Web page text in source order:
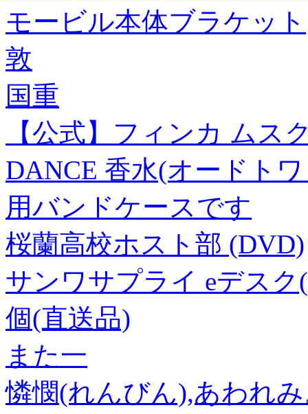
モービル本体ブラケット
敦
国重
【公式】フィンカ ムス
DANCE 香水(オードト
用バンドケースです
桜蘭高校ホスト部 (DVD)
サンワサプライ eデスク
個(直送品)
また一
憐憫(れんびん),あわれ